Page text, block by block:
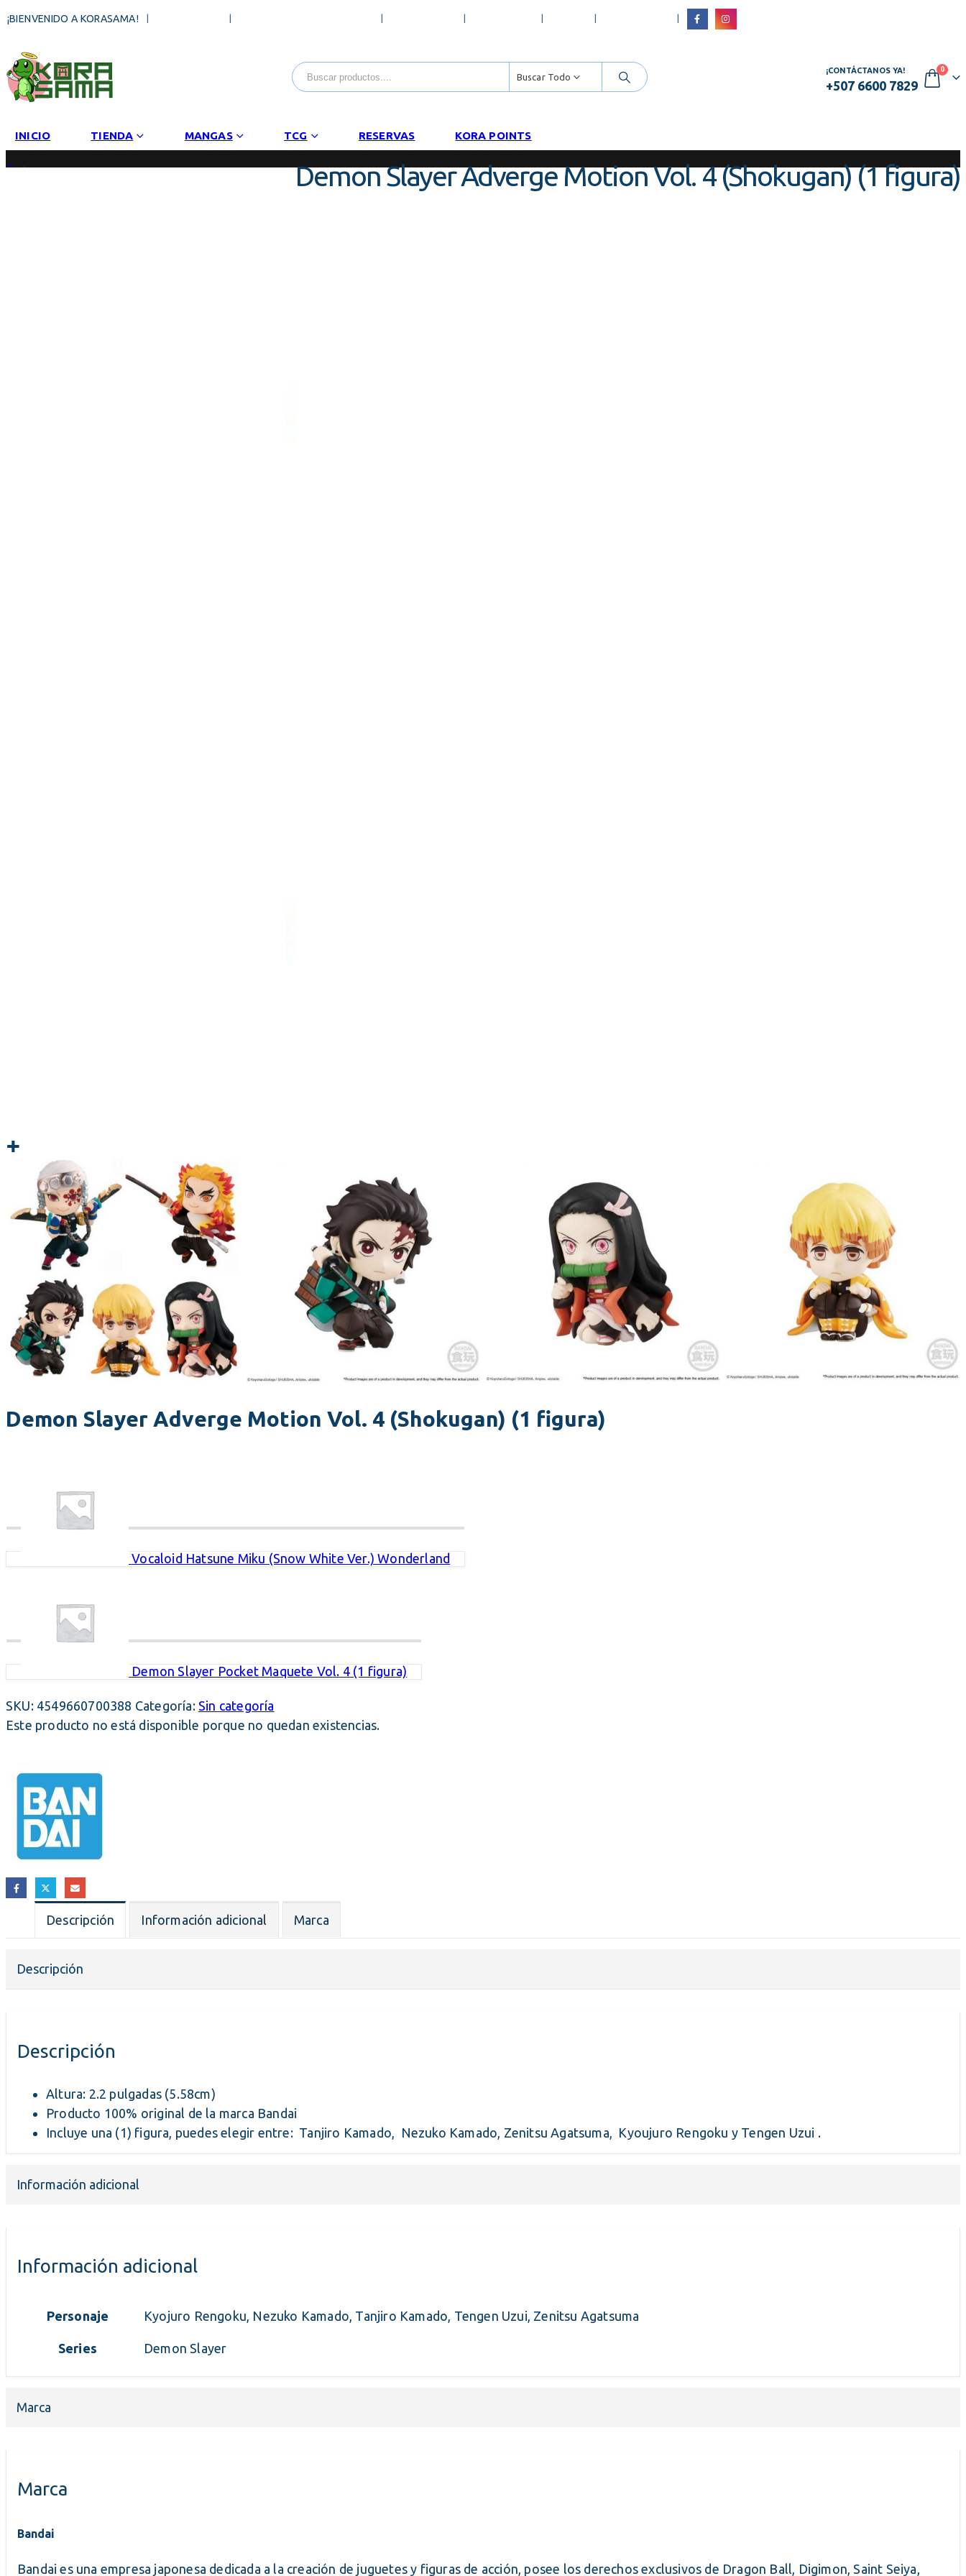
¡BIENVENIDO A KORASAMA! | |
Buscar Todo
¡CONTÁCTANOS YA!
+507 6600 7829
0
INICIO TIENDA MANGAS TCG RESERVAS KORA POINTS
Demon Slayer Adverge Motion Vol. 4 (Shokugan) (1 figura)
Demon Slayer Adverge Motion Vol. 4 (Shokugan) (1 figura)
Vocaloid Hatsune Miku (Snow White Ver.) Wonderland
Demon Slayer Pocket Maquete Vol. 4 (1 figura)
SKU: 4549660700388 Categoría: Sin categoría
Este producto no está disponible porque no quedan existencias.
Descripción Información adicional Marca
Descripción
Descripción
Altura: 2.2 pulgadas (5.58cm)
Producto 100% original de la marca Bandai
Incluye una (1) figura, puedes elegir entre: Tanjiro Kamado, Nezuko Kamado, Zenitsu Agatsuma, Kyoujuro Rengoku y Tengen Uzui .
Información adicional
Información adicional
Personaje Kyojuro Rengoku, Nezuko Kamado, Tanjiro Kamado, Tengen Uzui, Zenitsu Agatsuma
Series Demon Slayer
Marca
Marca
Bandai
Bandai es una empresa japonesa dedicada a la creación de juguetes y figuras de acción, posee los derechos exclusivos de Dragon Ball, Digimon, Saint Seiya,